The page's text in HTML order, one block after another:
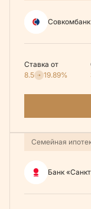
Совкомбанк
Ставка от
8.5
19.89%
Семейная
Банк